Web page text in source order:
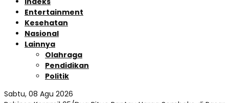
Entertainment
Kesehatan
Nasional
Lainnya
Olahraga
Pendidikan
Politik
Sabtu, 08 Agu 2026